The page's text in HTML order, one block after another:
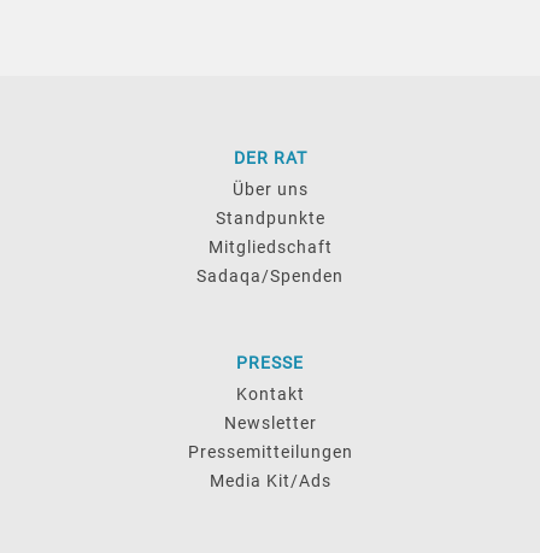
DER RAT
Über uns
Standpunkte
Mitgliedschaft
Sadaqa/Spenden
PRESSE
Kontakt
Newsletter
Pressemitteilungen
Media Kit/Ads